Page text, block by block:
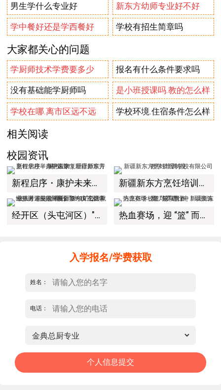
男生学什么专业好 新东方幼师专业好不好
学中餐好还是学西餐好 学校有招生简章吗
大家都关心的问题
学厨师技术学费要多少 报名有什么条件要求吗
没有基础能学厨师吗 是小班授课吗.教的怎么样
学校在哪.离市区远不远 学校环境.住宿条件怎么样
相关阅读
校园资讯
新程启序・康护未来｜新疆新东方烹饪学校举办中医康复理疗师班开幕仪式！ 新疆新东方烹饪培训学校有限公司教学管理制度
经开区（头屯河区）"3+10"公共就业服务进校园暨新疆新东方烹饪学校人才双选会+校企签约仪式圆满举行 热血赛场，迎 “篮” 而上｜新疆新东方烹饪学校篮球赛进行中！以技筑梦，乐享青春
入学报名/学费获取
姓名：
电话：